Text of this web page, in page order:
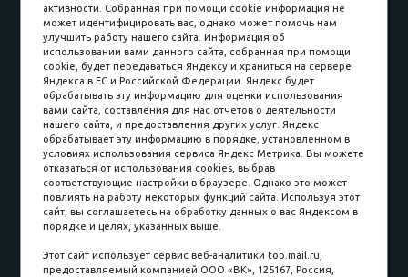
Наши работы
Оплата
Доставка и сборка
Гарантии
Карьера в компании
Контакты
Принимаем к оплате
Наличные
пл. Соляная, 6, стр. 16
активности. Собранная при помощи cookie информация не
может идентифицировать вас, однако может помочь нам
улучшить работу нашего сайта. Информация об
использовании вами данного сайта, собранная при помощи
cookie, будет передаваться Яндексу и храниться на сервере
Яндекса в ЕС и Российской Федерации. Яндекс будет
обрабатывать эту информацию для оценки использования
вами сайта, составления для нас отчетов о деятельности
нашего сайта, и предоставления других услуг. Яндекс
обрабатывает эту информацию в порядке, установленном в
условиях использования сервиса Яндекс Метрика. Вы можете
отказаться от использования cookies, выбрав
соответствующие настройки в браузере. Однако это может
повлиять на работу некоторых функций сайта. Используя этот
сайт, вы соглашаетесь на обработку данных о вас Яндексом в
порядке и целях, указанных выше.
Этот сайт использует сервис веб-аналитики top.mail.ru,
предоставляемый компанией ООО «ВК», 125167, Россия,